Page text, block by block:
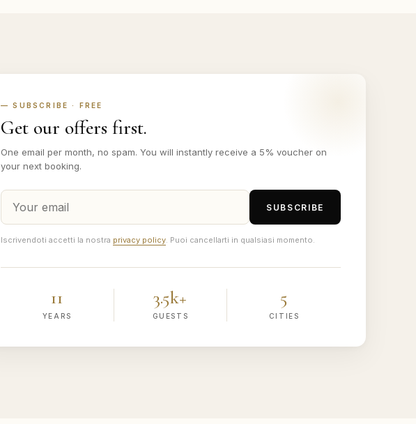
— SUBSCRIBE · FREE
Get our offers first.
One email per month, no spam. You will instantly receive a 5% voucher on
your next booking.
SUBSCRIBE
Iscrivendoti accetti la nostra privacy policy. Puoi cancellarti in qualsiasi momento.
11
YEARS
3.5k+
GUESTS
5
CITIES